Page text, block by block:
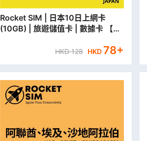
Rocket SIM | 日本10日上網卡
(10GB) | 旅遊儲值卡 | 數據卡 【永
HKD128 HKD 78+